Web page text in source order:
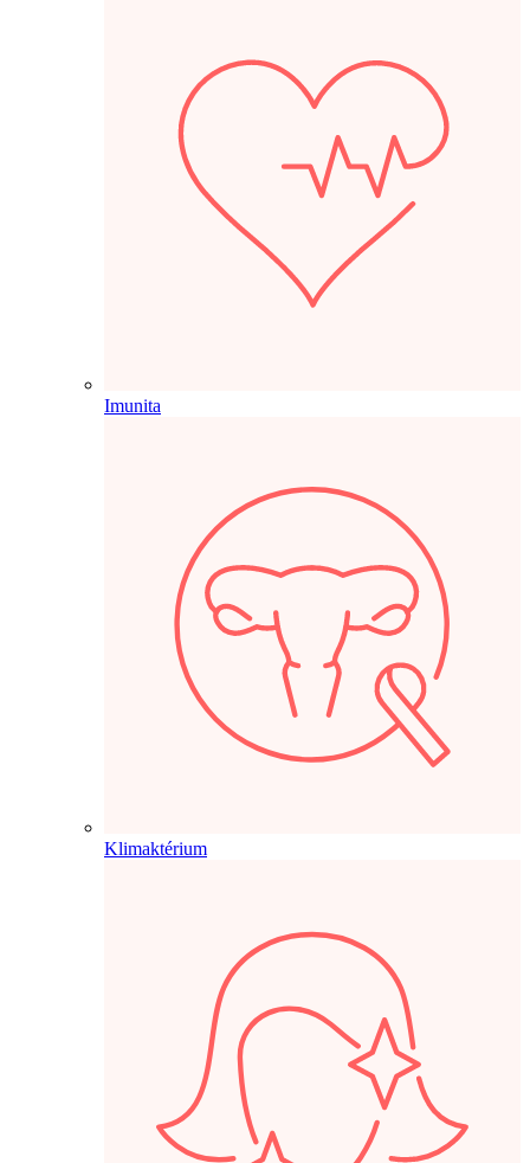
Imunita
Klimaktérium